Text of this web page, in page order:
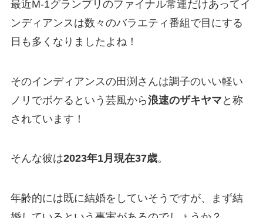
最近M-1グランプリのファイナル常連だけあってイ
ンディアンスは数々のバラエティ番組で目にする
日も多くなりましたよね！
そのインディアンスの田渕さんは調子のいい軽い
ノリでボケるという芸風から浪速のザキヤマ と称
されています！
そんな彼は2023年1月現在37歳。
年齢的には既に結婚をしていそうですが、まず結